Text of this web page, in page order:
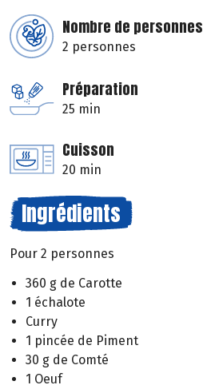
Nombre de personnes
2 personnes
Préparation
25 min
Cuisson
20 min
Ingrédients
Pour 2 personnes
360 g de Carotte
1 échalote
Curry
1 pincée de Piment
30 g de Comté
1 Oeuf